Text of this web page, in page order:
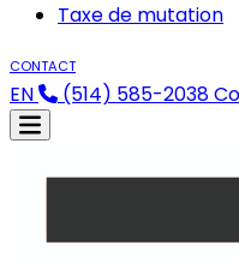
Taxe de mutation
CONTACT
EN (514) 585-2038